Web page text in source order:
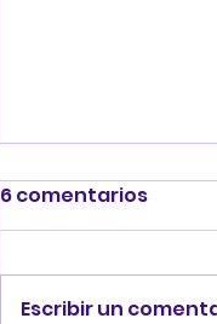
6 comentarios
Escribir un